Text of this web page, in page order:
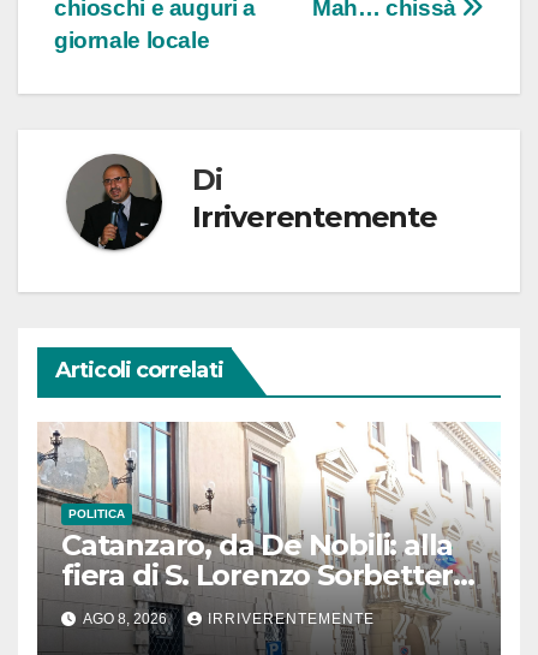
Mah… chissà
chioschi e auguri a
giornale locale
Di
Irriverentemente
Articoli correlati
POLITICA
Catanzaro, da De Nobili: alla
fiera di S. Lorenzo Sorbetteria
Calabria Straordinaria e il
cabaret di Procopio
AGO 8, 2026 IRRIVERENTEMENTE